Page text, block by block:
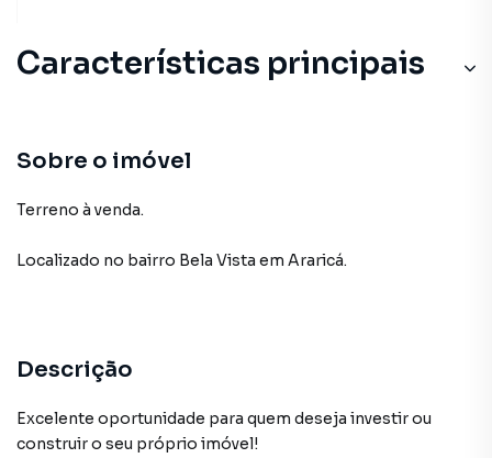
Características principais
Sobre o imóvel
Terreno à venda.
Localizado no bairro Bela Vista em Araricá.
Descrição
Excelente oportunidade para quem deseja investir ou
construir o seu próprio imóvel!